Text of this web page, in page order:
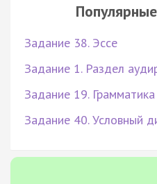
Задание 38. Эссе
Задание 1. Раздел
Задание 19. Грамматика
Задание 40. Условный